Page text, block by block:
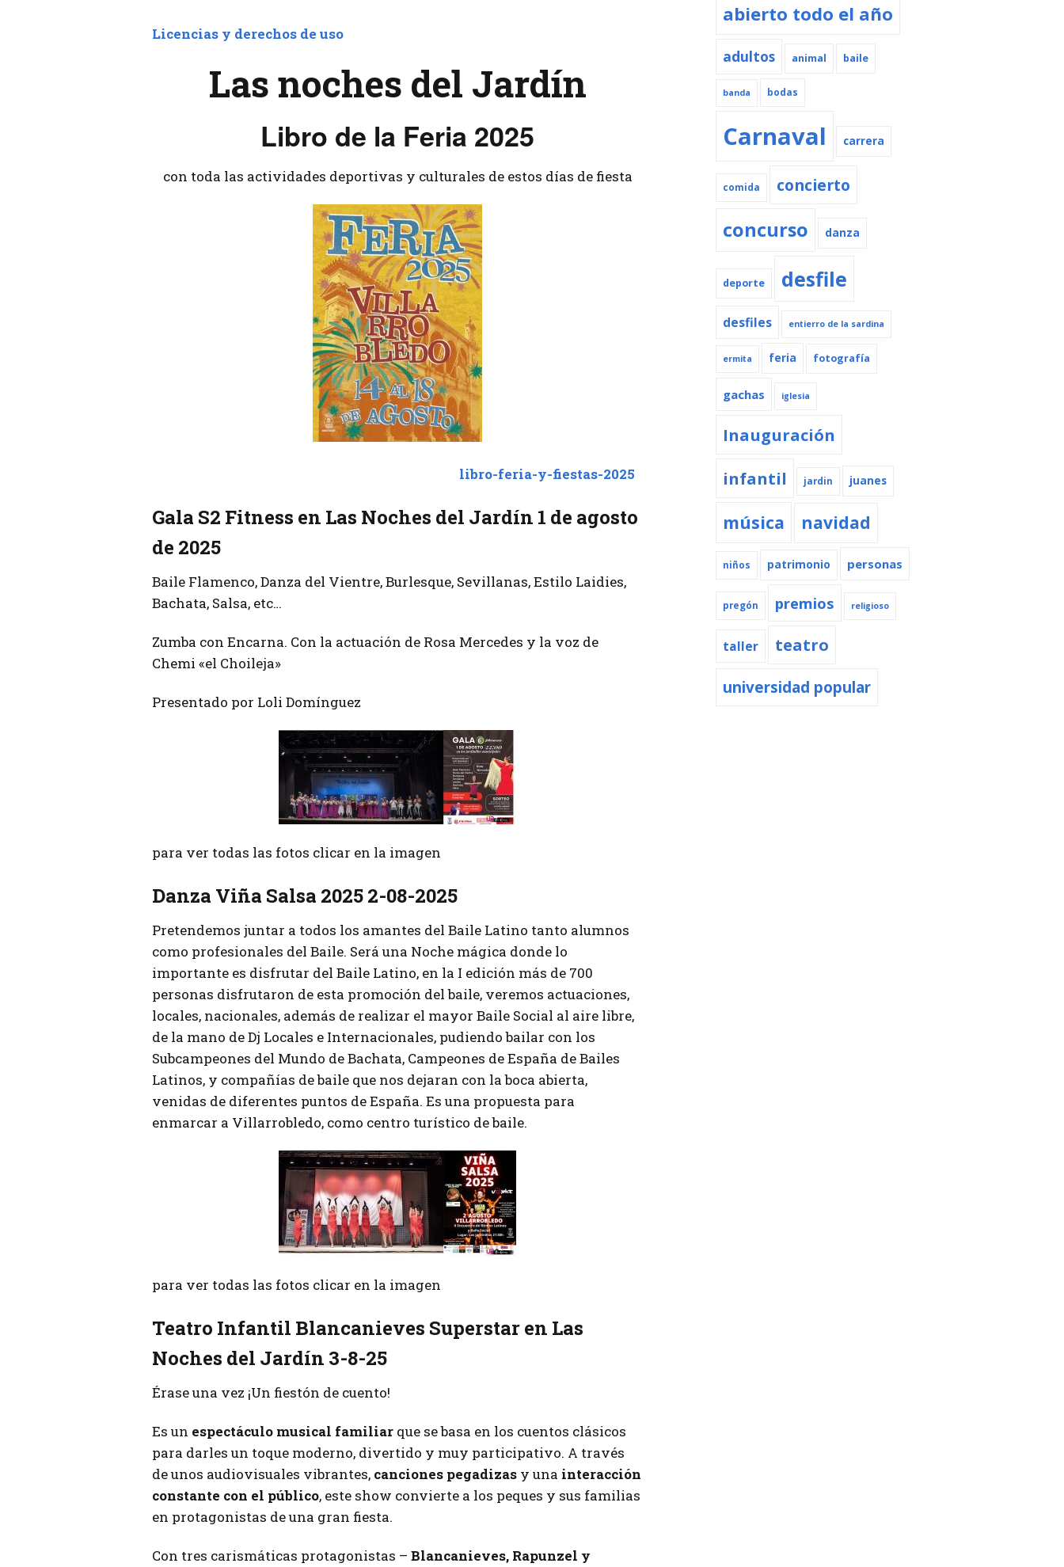
Licencias y derechos de uso
Las noches del Jardín
Libro de la Feria 2025
con toda las actividades deportivas y culturales de estos días de fiesta
libro-feria-y-fiestas-2025
Gala S2 Fitness en Las Noches del Jardín 1 de agosto
de 2025
Baile Flamenco, Danza del Vientre, Burlesque, Sevillanas, Estilo Laidies,
Bachata, Salsa, etc…
Zumba con Encarna. Con la actuación de Rosa Mercedes y la voz de
Chemi «el Choileja»
Presentado por Loli Domínguez
para ver todas las fotos clicar en la imagen
Danza Viña Salsa 2025 2-08-2025
Pretendemos juntar a todos los amantes del Baile Latino tanto alumnos
como profesionales del Baile. Será una Noche mágica donde lo
importante es disfrutar del Baile Latino, en la I edición más de 700
personas disfrutaron de esta promoción del baile, veremos actuaciones,
locales, nacionales, además de realizar el mayor Baile Social al aire libre,
de la mano de Dj Locales e Internacionales, pudiendo bailar con los
Subcampeones del Mundo de Bachata, Campeones de España de Bailes
Latinos, y compañías de baile que nos dejaran con la boca abierta,
venidas de diferentes puntos de España. Es una propuesta para
enmarcar a Villarrobledo, como centro turístico de baile.
para ver todas las fotos clicar en la imagen
Teatro Infantil Blancanieves Superstar en Las
Noches del Jardín 3-8-25
Érase una vez ¡Un fiestón de cuento!
Es un espectáculo musical familiar que se basa en los cuentos clásicos
para darles un toque moderno, divertido y muy participativo. A través
de unos audiovisuales vibrantes, canciones pegadizas y una interacción
constante con el público, este show convierte a los peques y sus familias
en protagonistas de una gran fiesta.
Con tres carismáticas protagonistas – Blancanieves, Rapunzel y
abierto todo el año
adultos animal baile
banda bodas
Carnaval carrera
comida concierto
concurso danza
deporte desfile
desfiles entierro de la sardina
ermita feria fotografía
gachas iglesia
Inauguración
infantil
jardin juanes
música navidad
niños patrimonio personas
pregón premios religioso
taller teatro
universidad popular